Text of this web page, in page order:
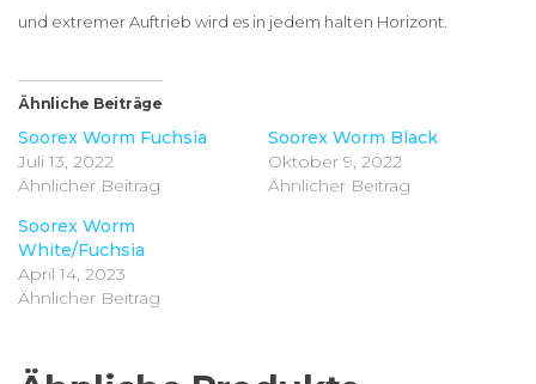
und extremer Auftrieb wird es in jedem halten Horizont.
Ähnliche Beiträge
Soorex Worm Fuchsia
Juli 13, 2022
Ähnlicher Beitrag
Soorex Worm Black
Oktober 9, 2022
Ähnlicher Beitrag
Soorex Worm
White/Fuchsia
April 14, 2023
Ähnlicher Beitrag